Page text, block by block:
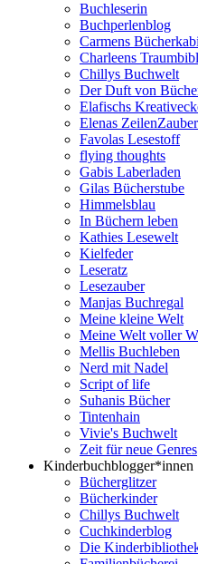
Buchleserin
Buchperlenblog
Carmens
Charleens
Chillys Buchwelt
Der Duft von
Elafischs
Elenas ZeilenZauber
Favolas Lesestoff
flying thoughts
Gabis Laberladen
Gilas Bücherstube
Himmelsblau
In Büchern leben
Kathies Lesewelt
Kielfeder
Leseratz
Lesezauber
Manjas Buchregal
Meine kleine Welt
Meine Welt voller
Mellis Buchleben
Nerd mit Nadel
Script of life
Suhanis Bücher
Tintenhain
Vivie's Buchwelt
Zeit für neue Genres
Kinderbuchblogger*innen
Bücherglitzer
Bücherkinder
Chillys Buchwelt
Cuchkinderblog
Die